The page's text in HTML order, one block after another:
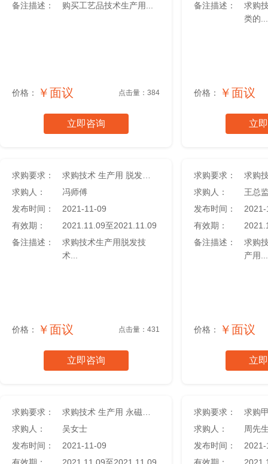
备注描述：
购买工艺品技术生产用...
价格： ￥面议 点击量：384
立即咨询
备注描述：
求购
类的...
价格： ￥面议
立
求购要求：
求购人：
冯师傅
发布时间：
2021-11-09
有效期：
2021.11.09至2021.11.09
备注描述：
求购技术生产用脱发技
术...
价格： ￥面议 点击量：431
立即咨询
求购要求：
求购人：
王总
发布时间：
有效期：
备注描述：
求购
产用...
价格： ￥面议
立
求购要求：
求购人：
吴女士
发布时间：
2021-11-09
求购要求：
求购
求购人：
周先
发布时间：